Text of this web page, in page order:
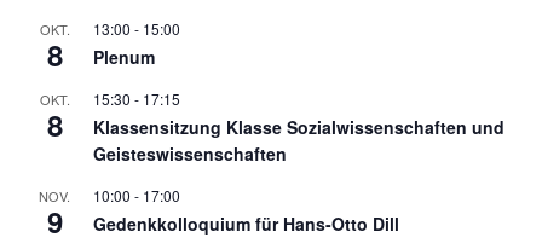
OKT.
8
13:00 - 15:00
Plenum
OKT.
8
15:30 - 17:15
Klassensitzung Klasse Sozialwissenschaften und
Geisteswissenschaften
NOV.
9
10:00 - 17:00
Gedenkkolloquium für Hans-Otto Dill